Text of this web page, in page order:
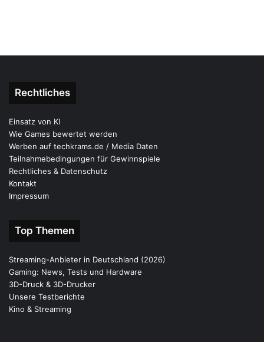
Rechtliches
Einsatz von KI
Wie Games bewertet werden
Werben auf techkrams.de / Media Daten
Teilnahmebedingungen für Gewinnspiele
Rechtliches & Datenschutz
Kontakt
Impressum
Top Themen
Streaming-Anbieter in Deutschland (2026)
Gaming: News, Tests und Hardware
3D-Druck & 3D-Drucker
Unsere Testberichte
Kino & Streaming